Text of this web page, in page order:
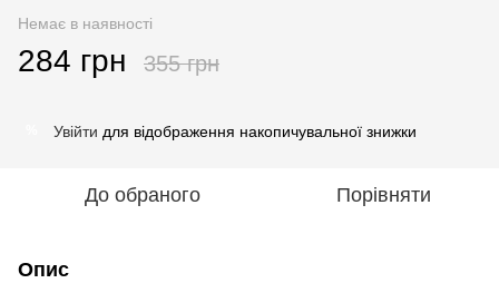
Немає в наявності
284 грн 355 грн
Увійти для відображення накопичувальної знижки
До обраного Порівняти
Опис